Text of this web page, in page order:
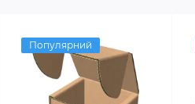
Популярний